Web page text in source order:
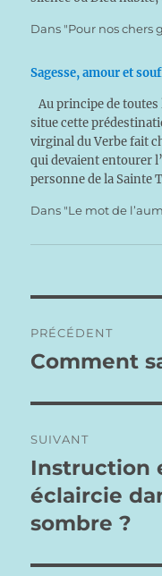
Dans "Pour nos chers
Sagesse, amour et
Au principe de toutes
situe cette
virginal du Verbe fait
qui devaient entourer
personne de la Sainte
Dans "Le mot de
de
PRÉCÉDENT
Publication
Comment
SUIVANT
Publication
suivante :
Instruction
éclaircie
sombre ?